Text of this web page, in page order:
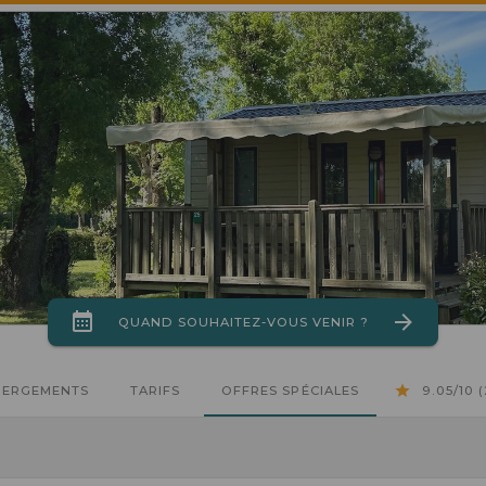
QUAND SOUHAITEZ-VOUS VENIR ?
TARIFS OFFRES SPÉCIALES 9.05/10